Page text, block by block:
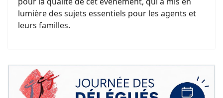
lumière des sujets essentiels pour les agents et
leurs familles.